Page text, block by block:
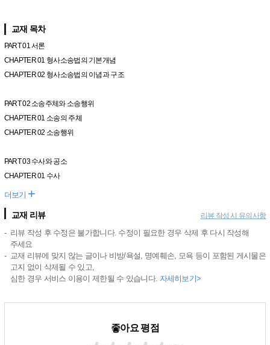
교재 목차
PART 01 서론
CHAPTER 01 형사소송법의 기본개념
CHAPTER 02 형사소송법의 이념과 구조
PART 02 소송주체와 소송행위
CHAPTER 01 소송의 주체
CHAPTER 02 소송행위
PART 03 수사와 공소
CHAPTER 01 수사
더보기 +
교재 리뷰 리뷰 작성 시 유의사항
리뷰 작성 후 수정은 불가합니다. 수정이 필요한 경우 삭제 후 다시 작성해
주세요
교재 리뷰에 맞지 않는 글이나 비방/욕설, 명예훼손, 모욕 등이 포함된 게시물은
고지 없이 삭제될 수 있고,
심한 경우 서비스 이용이 제한될 수 있습니다. 자세히보기>
좋아요 평점